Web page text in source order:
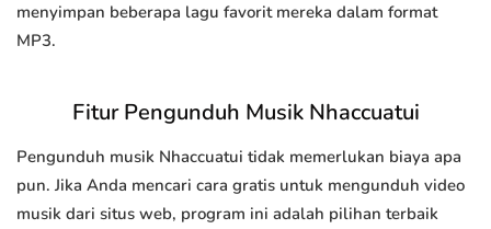
menyimpan beberapa lagu favorit mereka dalam format
MP3.
Fitur Pengunduh Musik Nhaccuatui
Pengunduh musik Nhaccuatui tidak memerlukan biaya apa
pun. Jika Anda mencari cara gratis untuk mengunduh video
musik dari situs web, program ini adalah pilihan terbaik